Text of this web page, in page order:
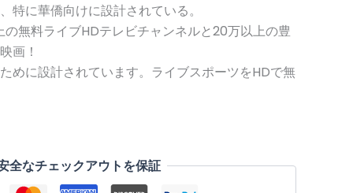
US$188.00
す。
特に華僑向けに設計されている。
無料ライブHDテレビチャンネルと20万以上の豊
画！
めに設計されています。ライブスポーツをHDで無
全なチェックアウトを保証